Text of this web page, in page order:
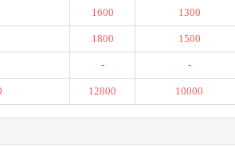
1600 1300
1800 1500
- -
12800 10000